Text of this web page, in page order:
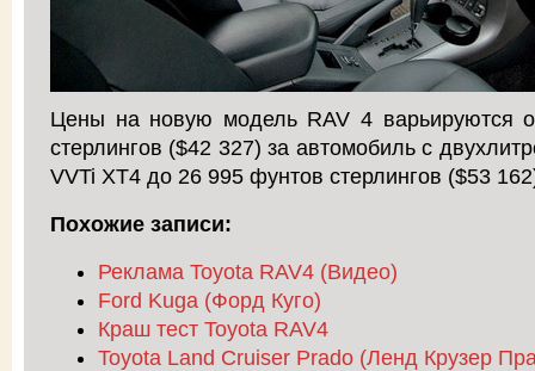
Цены на новую модель RAV 4 варьируются
стерлингов ($42 327) за автомобиль с
VVTi XT4 до 26 995 фунтов стерлингов ($53
Похожие записи:
Реклама Toyota RAV4 (Видео)
Ford Kuga (Форд Куго)
Краш тест Toyota RAV4
Toyota Land Cruiser Prado (Ленд Крузер